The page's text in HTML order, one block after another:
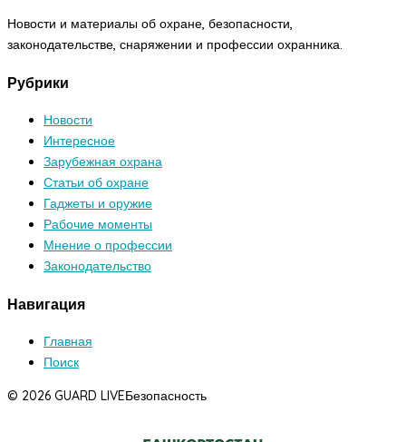
Новости и материалы об охране, безопасности,
законодательстве, снаряжении и профессии охранника.
Рубрики
Новости
Интересное
Зарубежная охрана
Статьи об охране
Гаджеты и оружие
Рабочие моменты
Мнение о профессии
Законодательство
Навигация
Главная
Поиск
© 2026 GUARD LIVEБезопасность